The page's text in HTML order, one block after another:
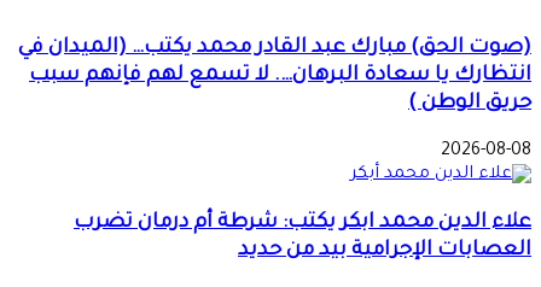
(صوت الحق) مبارك عبد القادر محمد يكتب… (الميدان في
انتظارك يا سعادة البرهان…. لا تسمع لهم فإنهم سبب
حريق الوطن )
2026-08-08
علاء الدين محمد ابكر يكتب: شرطة أم درمان تضرب
العصابات الإجرامية بيد من حديد